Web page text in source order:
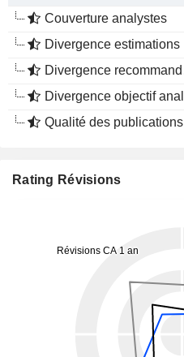
Couverture analystes
Divergence estimations
Divergence recommandations analystes
Divergence objectif analystes
Qualité des publications
Rating Révisions